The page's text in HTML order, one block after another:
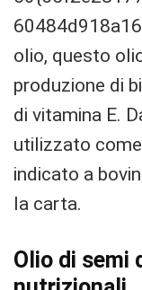
olio, questo
produzione di
di vitamina E.
utilizzato
indicato a
la carta.
Olio di semi